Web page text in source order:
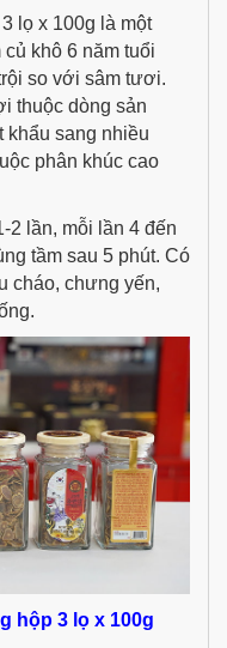
lọ x 100g là một
khô 6 năm tuổi
so với sâm tươi.
thuộc dòng sản
khẩu sang nhiều
phân khúc cao
2 lần, mỗi lần 4 đến
tầm sau 5 phút. Có
cháo, chưng yến,
hộp 3 lọ x 100g